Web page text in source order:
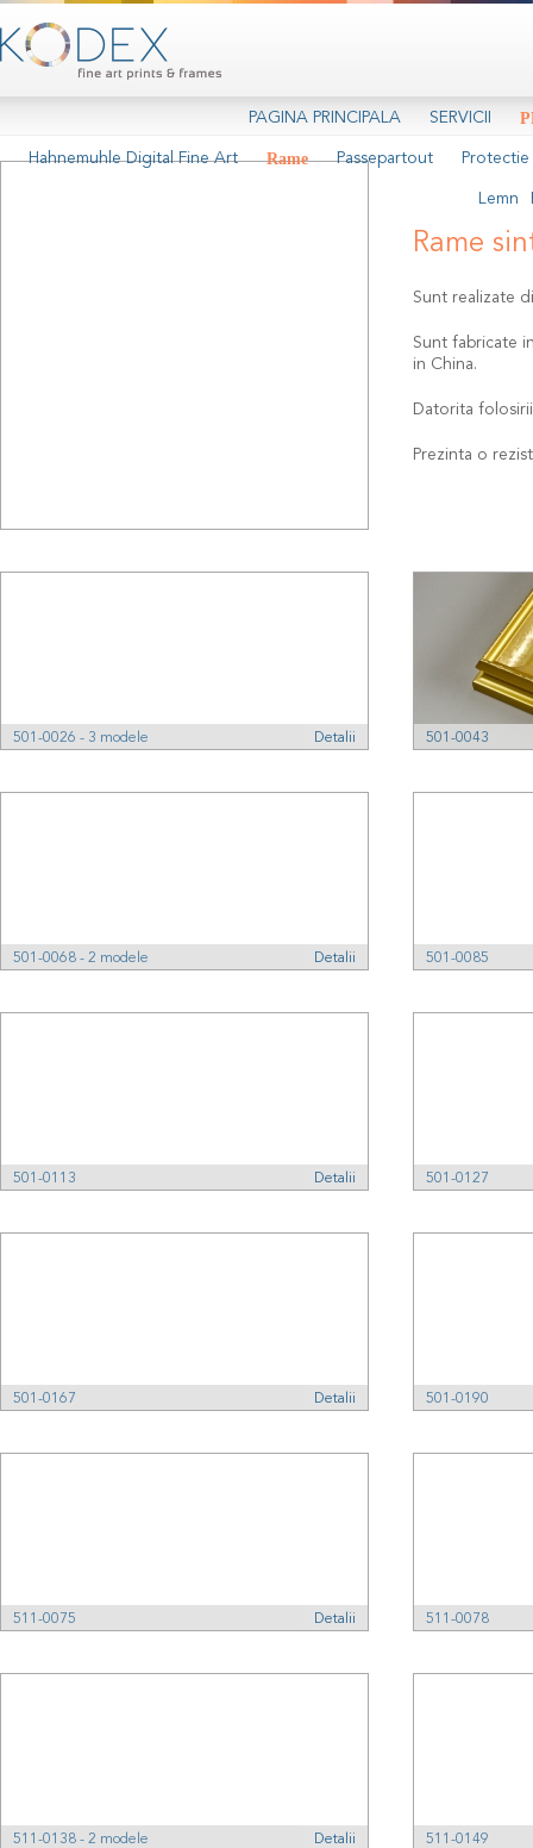
PAGINA PRINCIPALA SERVICII
Hahnemuhle Digital Fine Art Rame
Lemn
Passepartout
Rame
Sunt realizate
Sunt fabricate
in China.
Datorita
Prezinta o
Detalii
501-0026 - 3 modele 501-0043
Detalii
501-0068 - 2 modele 501-0085
Detalii
501-0113 501-0127
Detalii
501-0167 501-0190
Detalii
511-0075 511-0078
Detalii
511-0138 - 2 modele 511-0149